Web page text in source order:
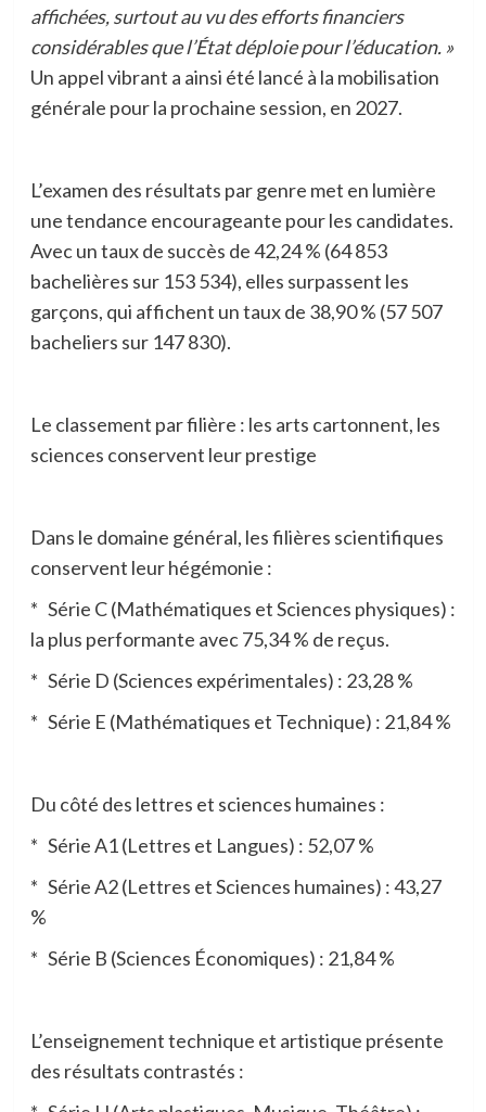
affichées, surtout au vu des efforts financiers
considérables que l’État déploie pour l’éducation. »
Un appel vibrant a ainsi été lancé à la mobilisation
générale pour la prochaine session, en 2027.
L’examen des résultats par genre met en lumière
une tendance encourageante pour les candidates.
Avec un taux de succès de 42,24 % (64 853
bachelières sur 153 534), elles surpassent les
garçons, qui affichent un taux de 38,90 % (57 507
bacheliers sur 147 830).
Le classement par filière : les arts cartonnent, les
sciences conservent leur prestige
Dans le domaine général, les filières scientifiques
conservent leur hégémonie :
* Série C (Mathématiques et Sciences physiques) :
la plus performante avec 75,34 % de reçus.
* Série D (Sciences expérimentales) : 23,28 %
* Série E (Mathématiques et Technique) : 21,84 %
Du côté des lettres et sciences humaines :
* Série A1 (Lettres et Langues) : 52,07 %
* Série A2 (Lettres et Sciences humaines) : 43,27
%
* Série B (Sciences Économiques) : 21,84 %
L’enseignement technique et artistique présente
des résultats contrastés :